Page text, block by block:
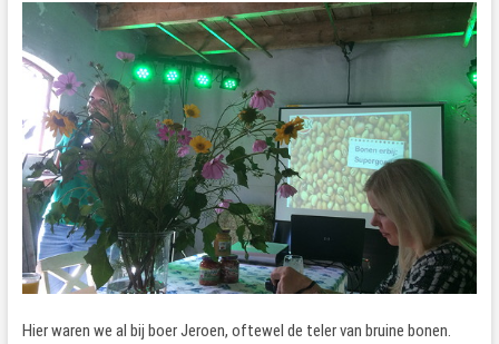
Hier waren we al bij boer Jeroen, oftewel de teler van bruine bonen.